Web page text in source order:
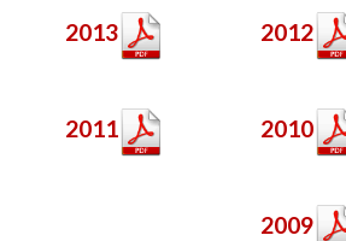
2013 2012
2011 2010
2009